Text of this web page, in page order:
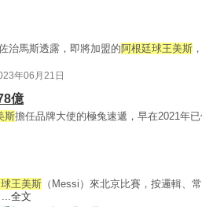
治馬斯透露，即將加盟的阿根廷球王美斯
年06月21日
億
斯擔任品牌大使的極兔速遞，早在2021年
王美斯 （Messi）來北京比賽，按邏輯、
全文